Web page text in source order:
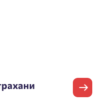
контакты и мы вам